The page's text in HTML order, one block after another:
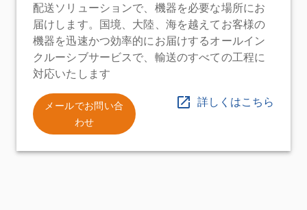
配送ソリューションで、機器を必要な場所にお
届けします。国境、大陸、海を越えてお客様の
機器を迅速かつ効率的にお届けするオールイン
クルーシブサービスで、輸送のすべての工程に
対応いたします
メールでお問い合
わせ
詳しくはこちら